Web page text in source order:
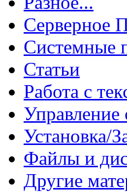
Серверное
Системные
Статьи
Работа с
Установка/
Файлы и
Другие